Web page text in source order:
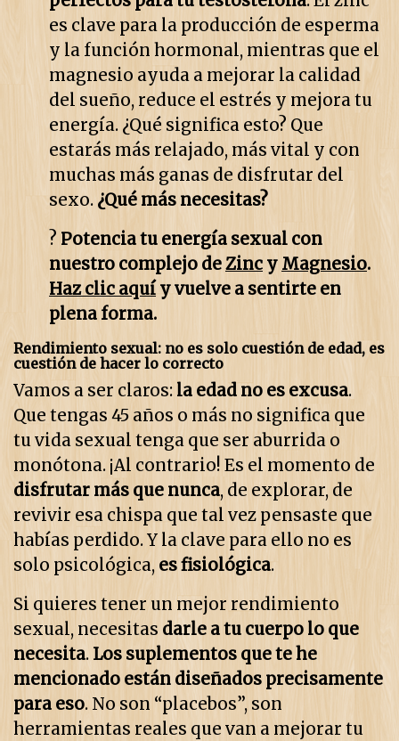
es clave para la producción de esperma
y la función hormonal, mientras que el
magnesio ayuda a mejorar la calidad
del sueño, reduce el estrés y mejora tu
energía. ¿Qué significa esto? Que
estarás más relajado, más vital y con
muchas más ganas de disfrutar del
sexo. ¿Qué más necesitas?
? Potencia tu energía sexual con
nuestro complejo deZinc y Magnesio.
Haz clic aquí y vuelve a sentirte en
plena forma.
Rendimiento sexual: no es solo cuestión de edad, es
cuestión de hacer lo correcto
Vamos a ser claros: la edad no es excusa.
Que tengas 45 años o más no significa que
tu vida sexual tenga que ser aburrida o
monótona. ¡Al contrario! Es el momento de
disfrutar más que nunca, de explorar, de
revivir esa chispa que tal vez pensaste que
habías perdido. Y la clave para ello no es
solo psicológica, es fisiológica.
Si quieres tener un mejor rendimiento
sexual, necesitas darle a tu cuerpo lo que
necesita. Los suplementos que te he
mencionado están diseñados precisamente
para eso. No son “placebos”, son
herramientas reales que van a mejorar tu